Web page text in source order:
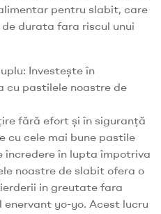
pentru slabit, care
durata fara riscul unui
Investește în
cu pastilele noastre de
fără efort și în siguranță
cu cele mai bune pastile
în lupta împotriva
noastre de slabit ofera o
in greutate fara
yo-yo. Acest lucru